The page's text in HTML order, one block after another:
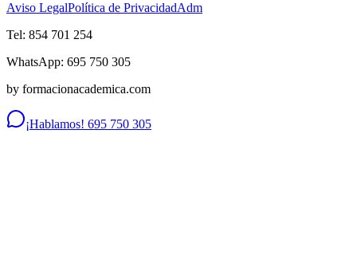
Aviso LegalPolítica de PrivacidadAdm
Tel: 854 701 254
WhatsApp: 695 750 305
by formacionacademica.com
¡Hablamos! 695 750 305